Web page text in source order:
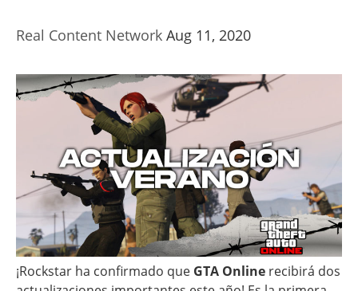
Real Content Network Aug 11, 2020
¡Rockstar ha confirmado que GTA Online recibirá dos